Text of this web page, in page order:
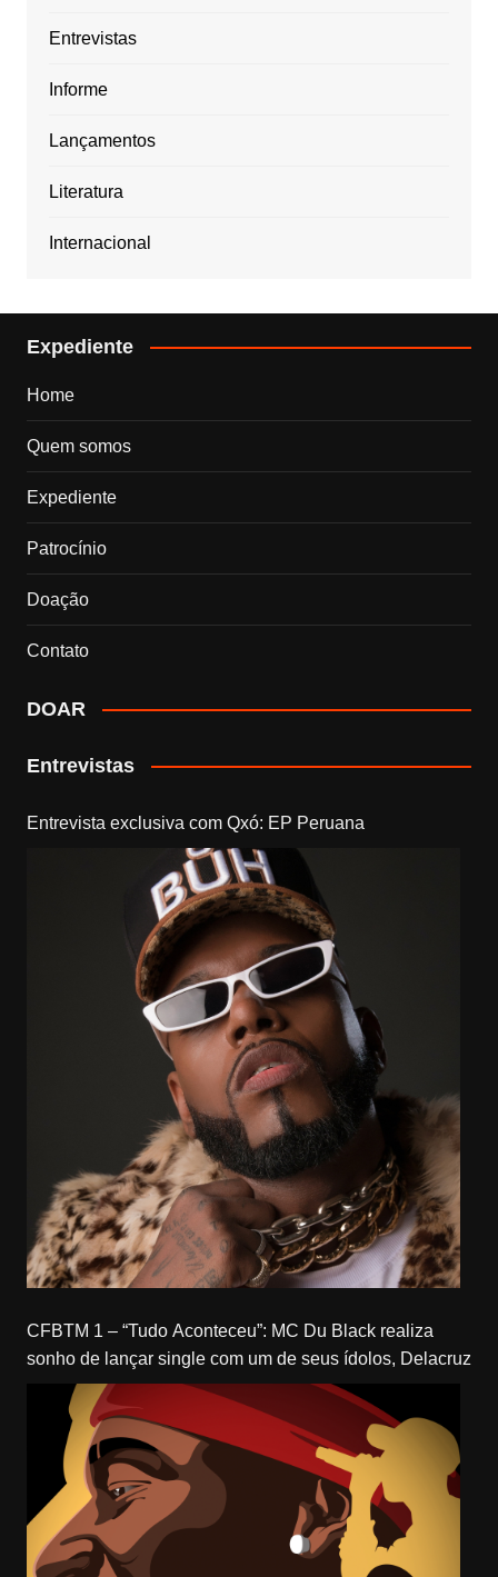
Entrevistas
Informe
Lançamentos
Literatura
Internacional
Expediente
Home
Quem somos
Expediente
Patrocínio
Doação
Contato
DOAR
Entrevistas
Entrevista exclusiva com Qxó: EP Peruana
CFBTM 1 – “Tudo Aconteceu”: MC Du Black realiza
sonho de lançar single com um de seus ídolos, Delacruz